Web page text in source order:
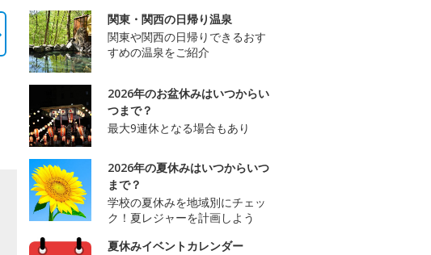
関東・関西の日帰り温泉
関東や関西の日帰りできるおす
すめの温泉をご紹介
2026年のお盆休みはいつからい
つまで？
最大9連休となる場合もあり
2026年の夏休みはいつからいつ
まで？
学校の夏休みを地域別にチェッ
ク！夏レジャーを計画しよう
夏休みイベントカレンダー